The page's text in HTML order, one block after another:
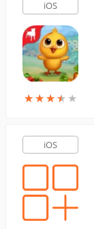
iOS
★★★★ ★
★★★★ ★
iOS